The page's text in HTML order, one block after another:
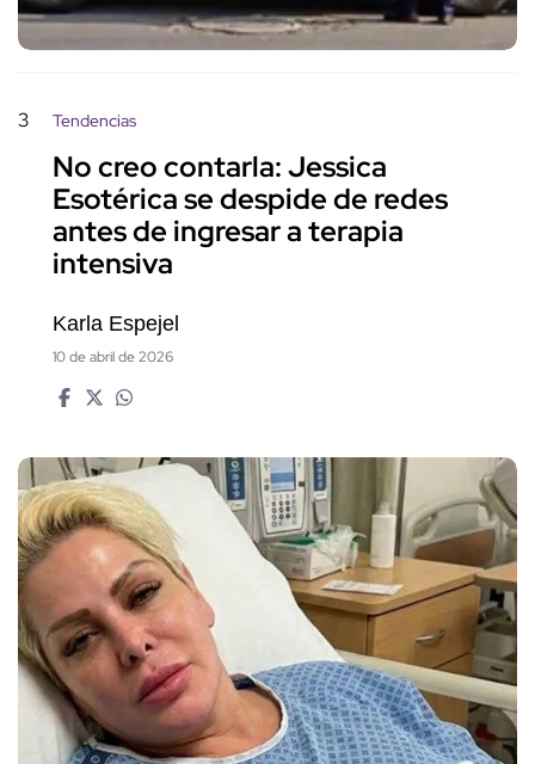
3 Tendencias
No creo contarla: Jessica
Esotérica se despide de redes
antes de ingresar a terapia
intensiva
Karla Espejel
10 de abril de 2026